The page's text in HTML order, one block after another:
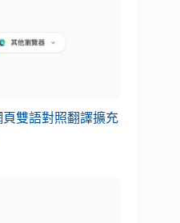
頁雙語對照翻譯擴充